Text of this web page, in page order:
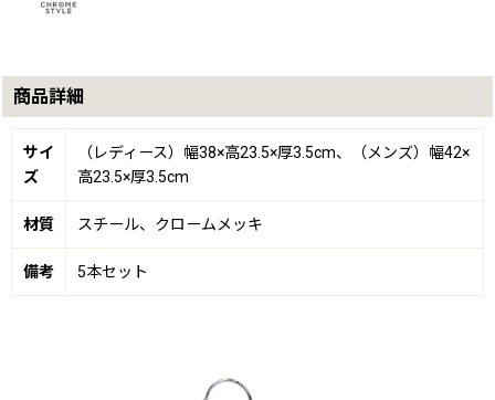
商品詳細
サイ
ズ
（レディース）幅38×高23.5×厚3.5cm、（メンズ）幅42×
高23.5×厚3.5cm
材質 スチール、クロームメッキ
備考 5本セット